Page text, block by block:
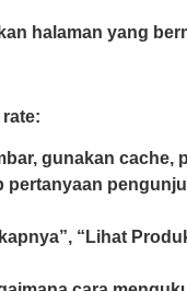
halaman yang
gunakan cache,
pertanyaan
“Lihat